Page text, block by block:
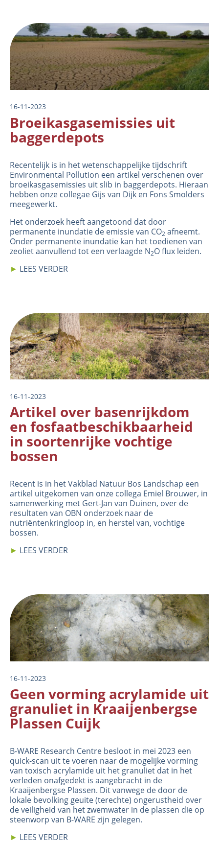
Image
16-11-2023
Broeikasgasemissies uit
baggerdepots
Recentelijk is in het wetenschappelijke tijdschrift
Environmental Pollution een artikel verschenen over
broeikasgasemissies uit slib in baggerdepots. Hieraan
hebben onze collegae Gijs van Dijk en Fons Smolders
meegewerkt.
Het onderzoek heeft aangetoond dat door
permanente inundatie de emissie van CO2 afneemt.
Onder permanente inundatie kan het toedienen van
zeoliet aanvullend tot een verlaagde N2O flux leiden.
► LEES VERDER
Image
16-11-2023
Artikel over basenrijkdom
en fosfaatbeschikbaarheid
in soortenrijke vochtige
bossen
Recent is in het Vakblad Natuur Bos Landschap een
artikel uitgekomen van onze collega Emiel Brouwer, in
samenwerking met Gert-Jan van Duinen, over de
resultaten van OBN onderzoek naar de
nutriëntenkringloop in, en herstel van, vochtige
bossen.
► LEES VERDER
Image
16-11-2023
Geen vorming acrylamide uit
granuliet in Kraaijenbergse
Plassen Cuijk
B-WARE Research Centre besloot in mei 2023 een
quick-scan uit te voeren naar de mogelijke vorming
van toxisch acrylamide uit het granuliet dat in het
verleden onafgedekt is aangebracht in de
Kraaijenbergse Plassen. Dit vanwege de door de
lokale bevolking geuite (terechte) ongerustheid over
de veiligheid van het zwemwater in de plassen die op
steenworp van B-WARE zijn gelegen.
► LEES VERDER